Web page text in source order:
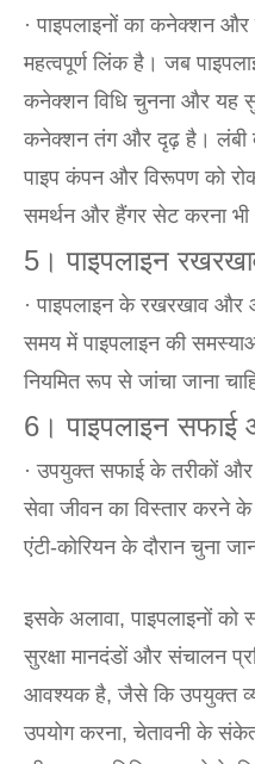
· पाइपलाइनों का कनेक्शन
महत्वपूर्ण लिंक है। जब
कनेक्शन विधि चुनना और यह
कनेक्शन तंग और दृढ़ है। लंबी
पाइप कंपन और विरूपण को
समर्थन और हैंगर सेट करना
5। पाइपलाइन
· पाइपलाइन के रखरखाव और
समय में पाइपलाइन की
नियमित रूप से जांचा जाना
6। पाइपलाइन सफाई
· उपयुक्त सफाई के तरीकों और
सेवा जीवन का विस्तार करने
एंटी-कोरियन के दौरान चुना
इसके अलावा, पाइपलाइनों को
सुरक्षा मानदंडों और संचालन
आवश्यक है, जैसे कि उपयुक्त
उपयोग करना, चेतावनी के